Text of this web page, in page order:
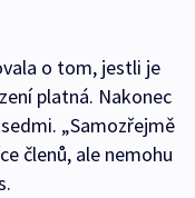
o tom, jestli je
platná. Nakonec
„Samozřejmě
členů, ale nemohu